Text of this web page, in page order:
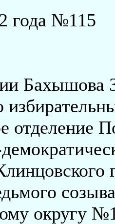
года №115
Бахышова
отделение
округу